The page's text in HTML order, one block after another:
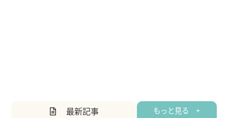
最新記事 もっと見る +